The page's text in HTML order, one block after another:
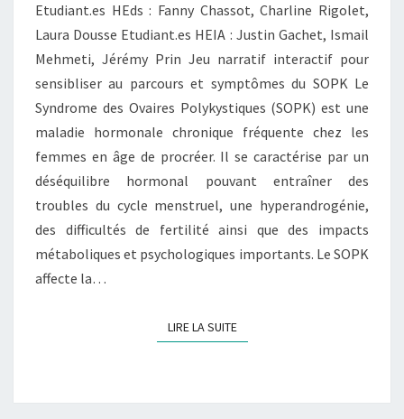
Etudiant.es HEds : Fanny Chassot, Charline Rigolet,
Laura Dousse Etudiant.es HEIA : Justin Gachet, Ismail
Mehmeti, Jérémy Prin Jeu narratif interactif pour
sensibliser au parcours et symptômes du SOPK Le
Syndrome des Ovaires Polykystiques (SOPK) est une
maladie hormonale chronique fréquente chez les
femmes en âge de procréer. Il se caractérise par un
déséquilibre hormonal pouvant entraîner des
troubles du cycle menstruel, une hyperandrogénie,
des difficultés de fertilité ainsi que des impacts
métaboliques et psychologiques importants. Le SOPK
affecte la…
LIRE LA SUITELIRE LA SUITE